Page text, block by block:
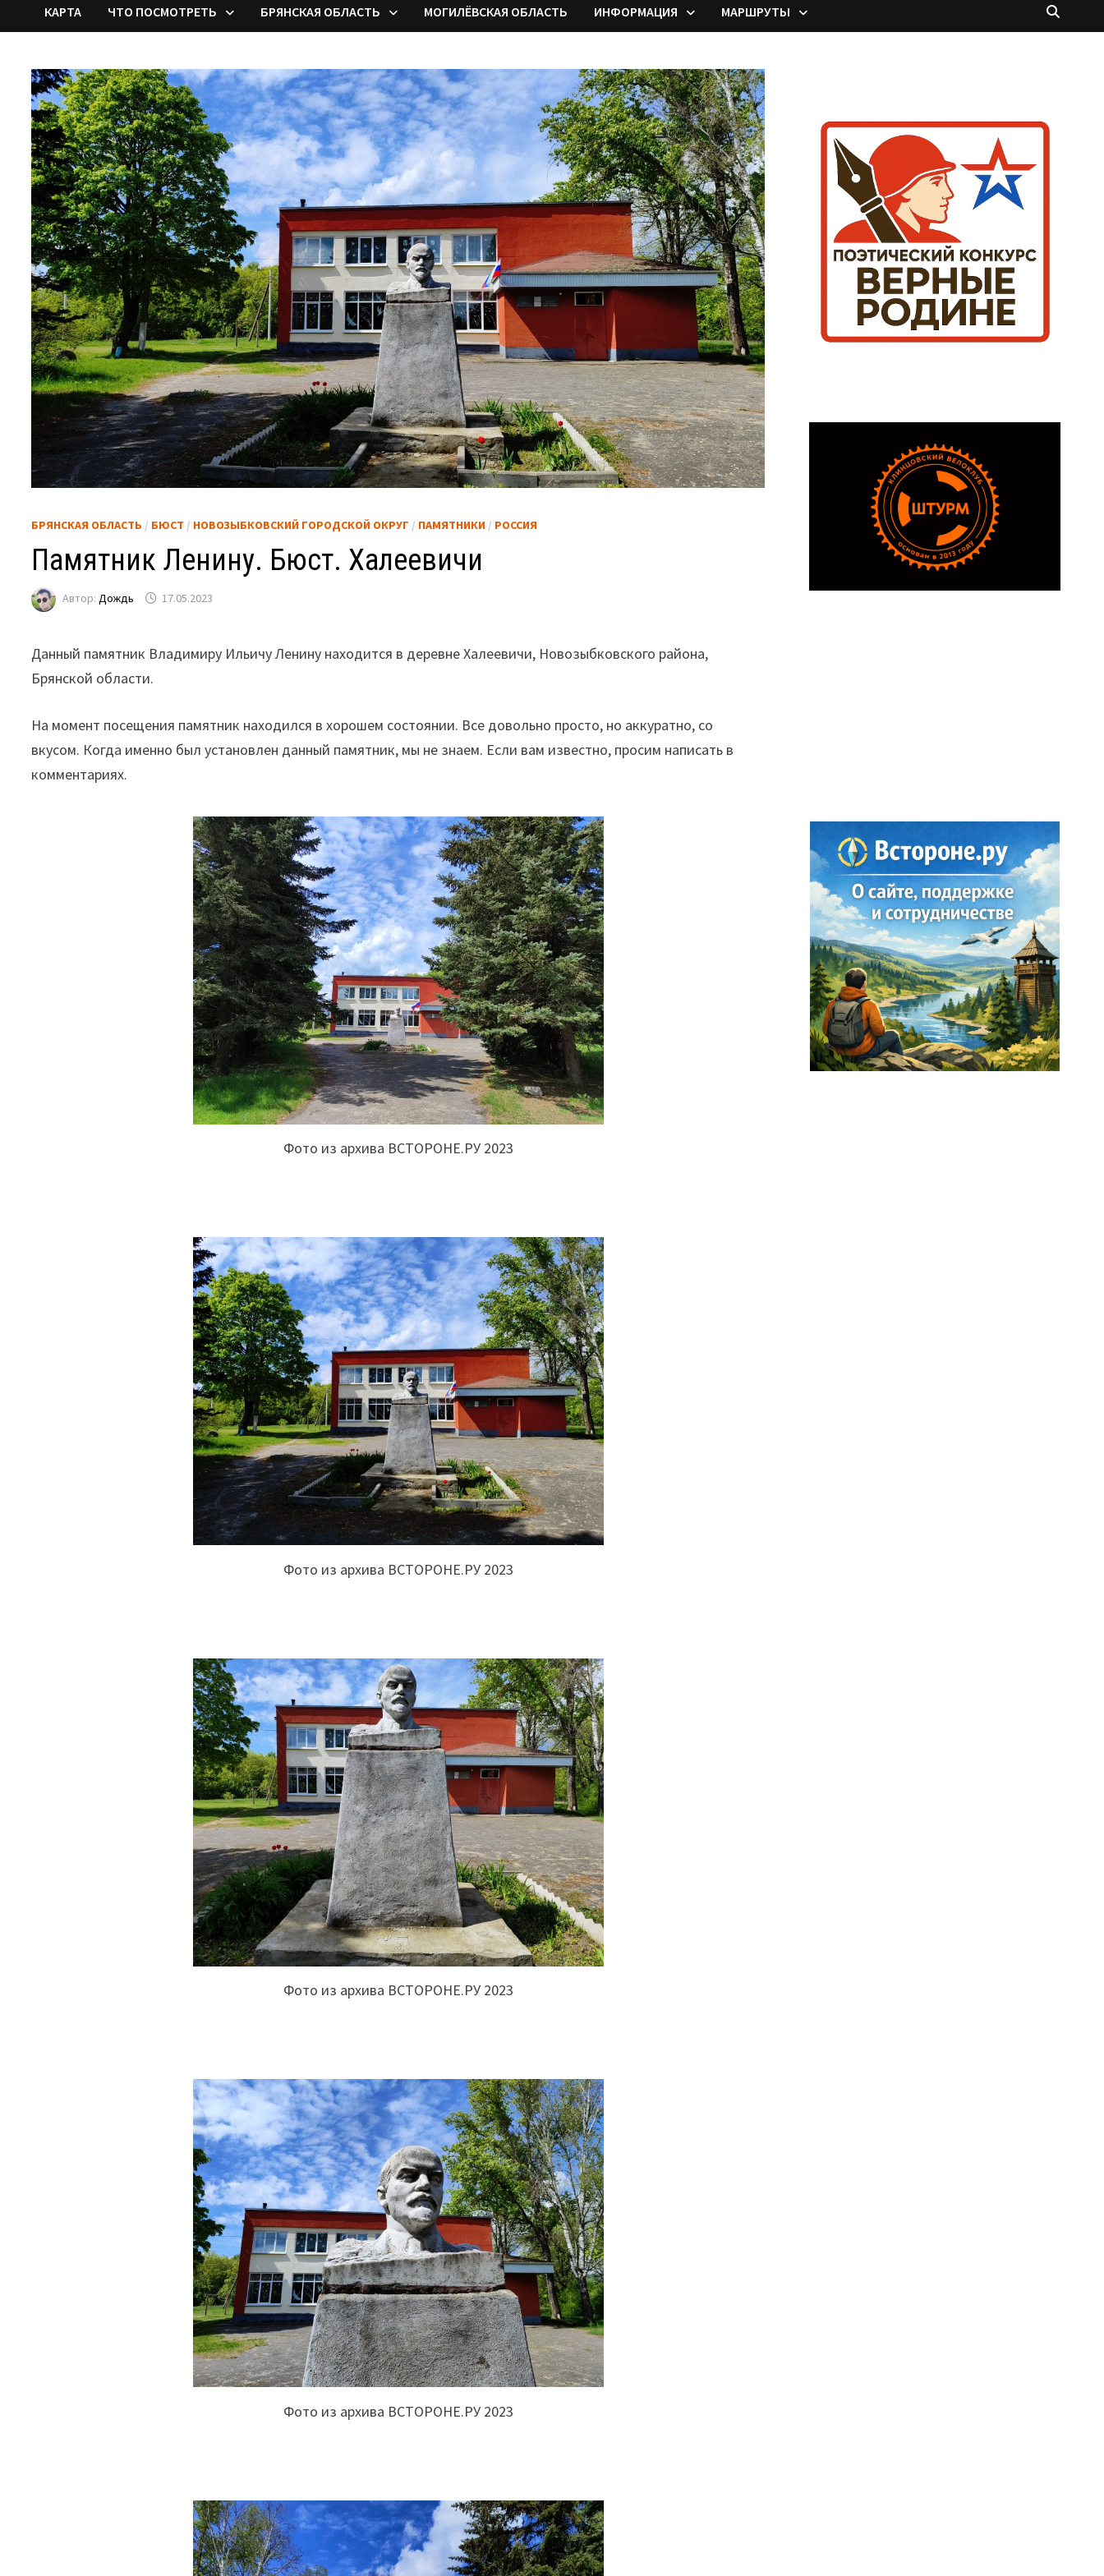
КАРТА ЧТО ПОСМОТРЕТЬ БРЯНСКАЯ ОБЛАСТЬ МОГИЛЁВСКАЯ ОБЛАСТЬ ИНФОРМАЦИЯ МАРШРУТЫ
БРЯНСКАЯ ОБЛАСТЬ / БЮСТ / НОВОЗЫБКОВСКИЙ ГОРОДСКОЙ ОКРУГ / ПАМЯТНИКИ / РОССИЯ
Памятник Ленину. Бюст. Халеевичи
Автор:Дождь 17.05.2023
Данный памятник Владимиру Ильичу Ленину находится в деревне Халеевичи, Новозыбковского района,
Брянской области.
На момент посещения памятник находился в хорошем состоянии. Все довольно просто, но аккуратно, со
вкусом. Когда именно был установлен данный памятник, мы не знаем. Если вам известно, просим написать в
комментариях.
Фото из архива ВСТОРОНЕ.РУ 2023
Фото из архива ВСТОРОНЕ.РУ 2023
Фото из архива ВСТОРОНЕ.РУ 2023
Фото из архива ВСТОРОНЕ.РУ 2023